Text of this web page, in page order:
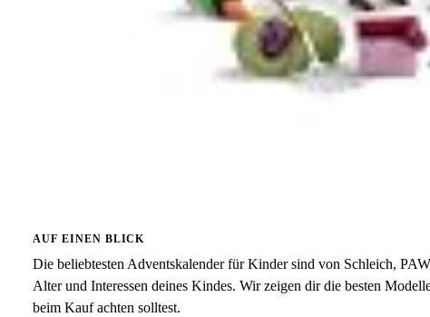
AUF EINEN BLICK
Die beliebtesten Adventskalender für Kinder sind von Schleich,
Alter und Interessen deines Kindes. Wir zeigen dir die besten
beim Kauf achten solltest.